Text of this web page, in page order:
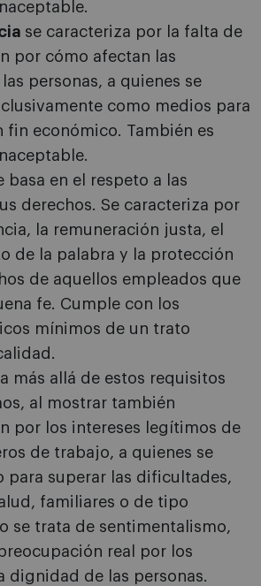
se caracteriza por la falta de
por cómo afectan las
personas, a quienes se
como medios para
fin económico. También es
basa en el respeto a las
derechos. Se caracteriza por
la remuneración justa, el
de la palabra y la protección
de aquellos empleados que
fe. Cumple con los
mínimos de un trato
más allá de estos requisitos
al mostrar también
por los intereses legítimos de
de trabajo, a quienes se
para superar las dificultades,
familiares o de tipo
se trata de sentimentalismo,
real por los
dignidad de las personas.